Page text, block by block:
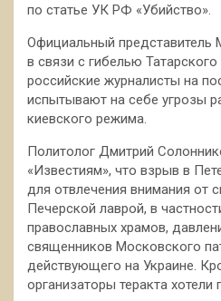
по статье УК РФ «Убийство».
Официальный
в связи с гибелью Татарского
российские журналисты на
испытывают на себе угрозы
киевского режима.
Политолог Дмитрий
«Известиям», что взрыв в
для отвлечения внимания от
Печерской лаврой, в
православных храмов,
священников Московского
действующего на Украине.
организаторы теракта хотели